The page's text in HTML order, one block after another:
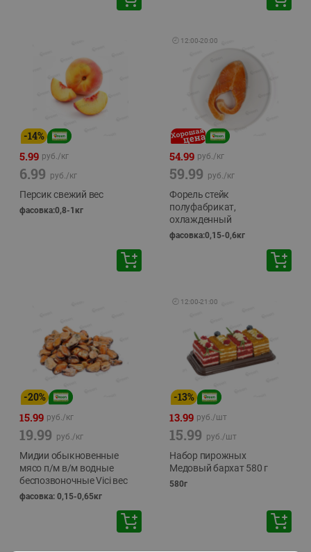
-14%
5.99 руб./кг
6.99 руб./кг
Персик свежий вес
фасовка:0,8-1кг
🕘 12:00-20:00
54.99 руб./кг
59.99 руб./кг
Форель стейк
полуфабрикат,
охлажденный
фасовка:0,15-0,6кг
-20%
15.99 руб./кг
19.99 руб./кг
Мидии обыкновенные
мясо п/м в/м водные
беспозвоночные Vici вес
фасовка: 0,15-0,65кг
🕘 12:00-21:00
-13%
13.99 руб./шт
15.99 руб./шт
Набор пирожных
Медовый бархат 580 г
580г